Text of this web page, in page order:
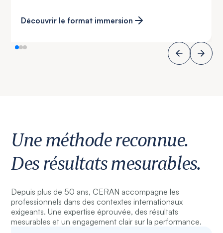
Découvrir le format immersion
Une méthode reconnue.
Des résultats mesurables.
Depuis plus de 50 ans, CERAN accompagne les
professionnels dans des contextes internationaux
exigeants. Une expertise éprouvée, des résultats
mesurables et un engagement clair sur la performance.